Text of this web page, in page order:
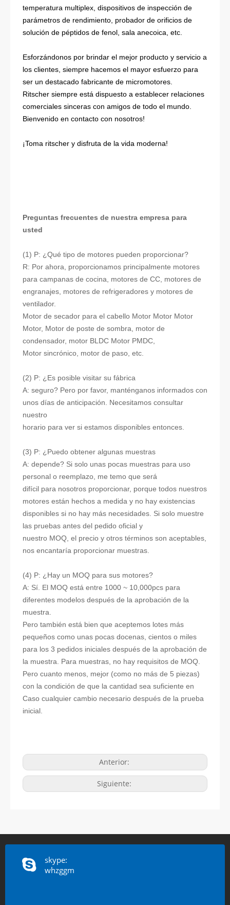
temperatura multiplex, dispositivos de inspección de
parámetros de rendimiento, probador de orificios de
solución de péptidos de fenol, sala anecoica, etc.
Esforzándonos por brindar el mejor producto y servicio a
los clientes, siempre hacemos el mayor esfuerzo para
ser un destacado fabricante de micromotores.
Ritscher siempre está dispuesto a establecer relaciones
comerciales sinceras con amigos de todo el mundo.
Bienvenido en contacto con nosotros!
¡Toma ritscher y disfruta de la vida moderna!
Preguntas frecuentes de nuestra empresa para
usted
(1) P: ¿Qué tipo de motores pueden proporcionar?
R: Por ahora, proporcionamos principalmente motores
para campanas de cocina, motores de CC, motores de
engranajes, motores de refrigeradores y motores de
ventilador.
Motor de secador para el cabello Motor Motor Motor
Motor, Motor de poste de sombra, motor de
condensador, motor BLDC Motor PMDC,
Motor sincrónico, motor de paso, etc.
(2) P: ¿Es posible visitar su fábrica
A: seguro? Pero por favor, manténganos informados con
unos días de anticipación. Necesitamos consultar
nuestro
horario para ver si estamos disponibles entonces.
(3) P: ¿Puedo obtener algunas muestras
A: depende? Si solo unas pocas muestras para uso
personal o reemplazo, me temo que será
difícil para nosotros proporcionar, porque todos nuestros
motores están hechos a medida y no hay existencias
disponibles si no hay más necesidades. Si solo muestre
las pruebas antes del pedido oficial y
nuestro MOQ, el precio y otros términos son aceptables,
nos encantaría proporcionar muestras.
(4) P: ¿Hay un MOQ para sus motores?
A: Sí. El MOQ está entre 1000 ~ 10,000pcs para
diferentes modelos después de la aprobación de la
muestra.
Pero también está bien que aceptemos lotes más
pequeños como unas pocas docenas, cientos o miles
para los 3 pedidos iniciales después de la aprobación de
la muestra. Para muestras, no hay requisitos de MOQ.
Pero cuanto menos, mejor (como no más de 5 piezas)
con la condición de que la cantidad sea suficiente en
Caso cualquier cambio necesario después de la prueba
inicial.
Anterior:
Siguiente:
skype:
whzggm